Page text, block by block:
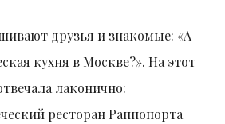
друзья и знакомые: «А
кухня в Москве?». На этот
лаконично:
ресторан Раппопорта